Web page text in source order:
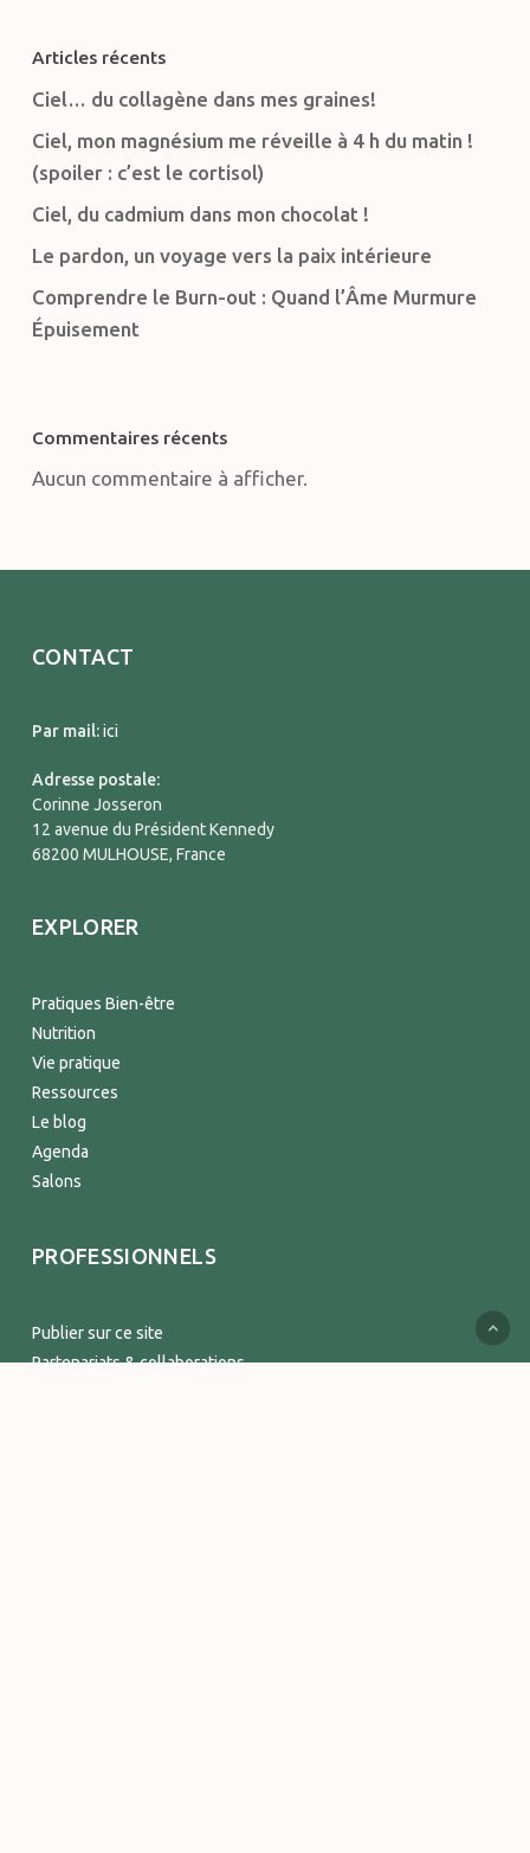
Articles récents
Ciel… du collagène dans mes graines!
Ciel, mon magnésium me réveille à 4 h du matin !
(spoiler : c’est le cortisol)
Ciel, du cadmium dans mon chocolat !
Le pardon, un voyage vers la paix intérieure
Comprendre le Burn-out : Quand l’Âme Murmure
Épuisement
Commentaires récents
Aucun commentaire à afficher.
CONTACT
Par mail:ici
Adresse postale:
Corinne Josseron
12 avenue du Président Kennedy
68200 MULHOUSE, France
EXPLORER
Pratiques Bien-être
Nutrition
Vie pratique
Ressources
Le blog
Agenda
Salons
PROFESSIONNELS
Publier sur ce site
Partenariats & collaborations